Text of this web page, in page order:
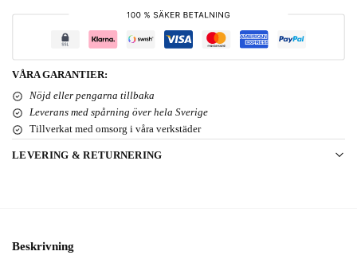
VÅRA GARANTIER:
Nöjd eller pengarna tillbaka
Leverans med spårning över hela Sverige
Tillverkat med omsorg i våra verkstäder
LEVERING & RETURNERING
Beskrivning